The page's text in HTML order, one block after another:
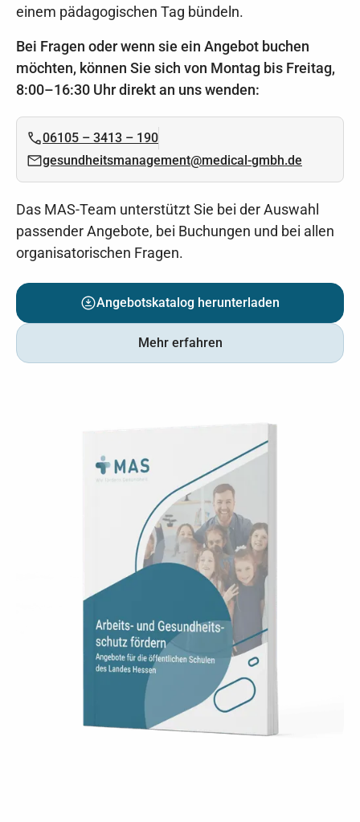
einem pädagogischen Tag bündeln.
Bei Fragen oder wenn sie ein Angebot buchen
möchten, können Sie sich von Montag bis Freitag,
8:00–16:30 Uhr direkt an uns wenden:
06105 – 3413 – 190
gesundheitsmanagement@medical-gmbh.de
Das MAS-Team unterstützt Sie bei der Auswahl
passender Angebote, bei Buchungen und bei allen
organisatorischen Fragen.
Angebotskatalog herunterladen
Mehr erfahren